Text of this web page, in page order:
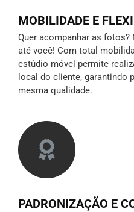
MOBILIDADE E
Quer acompanhar as
até você! Com total
estúdio móvel permite
local do cliente, garantindo
mesma qualidade.
PADRONIZAÇÃO E